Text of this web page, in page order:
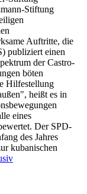
Stiftung
Auftritte, die
publiziert einen
der Castro-
böten
Hilfestellung
heißt es in
eines
Der SPD-
des Jahres
kubanischen